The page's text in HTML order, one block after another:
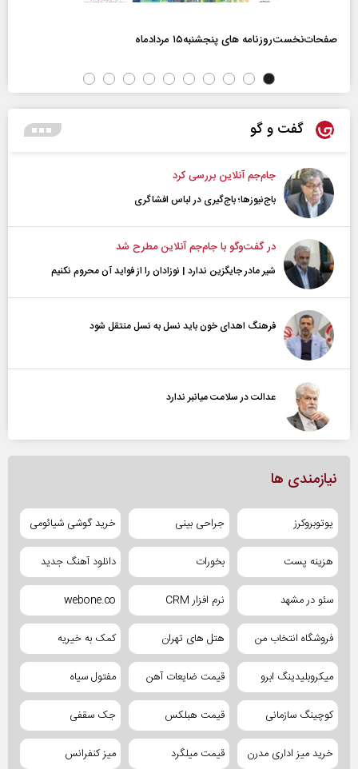
صفحات‌نخست‌روزنامه ها‌ی پنجشنبه‌۱۵ مردادماه
گفت و گو
جام‌جم آنلاین بررسی کرد
باج‌نیوزها؛ باج‌گیری در لباس افشاگری
در گفت‌و‌گو با جام‌جم آنلاین مطرح شد
شیر مادر جایگزین ندارد | نوزادان را از فواید آن محروم نکنیم
فرهنگ اهدای خون باید نسل به نسل منتقل شود
عدالت در سلامت میانبر ندارد
نیازمندی ها
یوتوبروکرز جراحی بینی خرید گوشی شیائومی
هزینه پست بخورات دانلود آهنگ جدید
سئو در مشهد نرم افزار CRM webone.co
فروشگاه انتخاب من هتل های تهران کمک به خیریه
میکروبلیدینگ ابرو قیمت ضایعات آهن مفتول سیاه
کوچینگ سازمانی قیمت هبلکس جک سقفی
خرید میز اداری مدرن قیمت میلگرد میز کنفرانس